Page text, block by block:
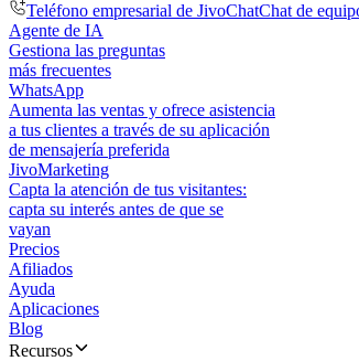
Teléfono empresarial de JivoChatChat de
Agente de IA
Gestiona las preguntas
más frecuentes
WhatsApp
Aumenta las ventas y ofrece asistencia
a tus clientes a través de su aplicación
de mensajería preferida
JivoMarketing
Capta la atención de tus visitantes:
capta su interés antes de que se
vayan
Precios
Afiliados
Ayuda
Aplicaciones
Blog
Recursos